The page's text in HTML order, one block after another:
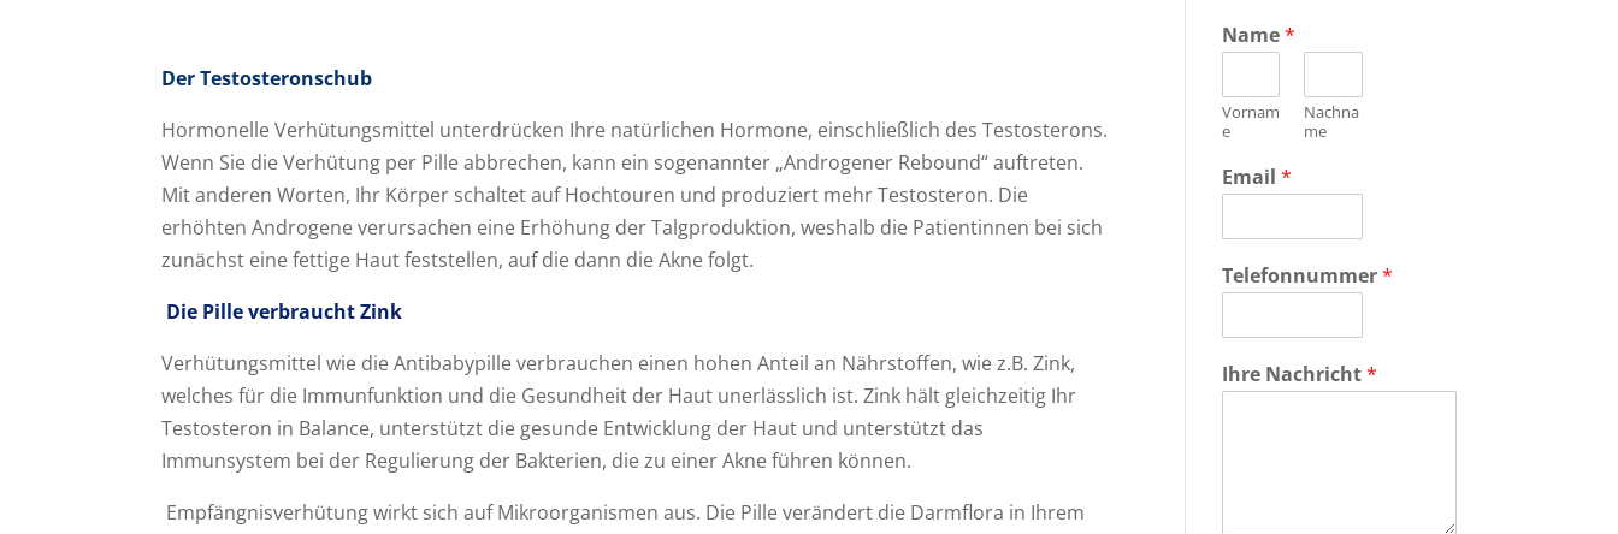
Der Testosteronschub
Hormonelle Verhütungsmittel unterdrücken Ihre natürlichen Hormone, einschließlich des Testosterons.
Wenn Sie die Verhütung per Pille abbrechen, kann ein sogenannter „Androgener Rebound“ auftreten.
Mit anderen Worten, Ihr Körper schaltet auf Hochtouren und produziert mehr Testosteron. Die
erhöhten Androgene verursachen eine Erhöhung der Talgproduktion, weshalb die Patientinnen bei sich
zunächst eine fettige Haut feststellen, auf die dann die Akne folgt.
Die Pille verbraucht Zink
Verhütungsmittel wie die Antibabypille verbrauchen einen hohen Anteil an Nährstoffen, wie z.B. Zink,
welches für die Immunfunktion und die Gesundheit der Haut unerlässlich ist. Zink hält gleichzeitig Ihr
Testosteron in Balance, unterstützt die gesunde Entwicklung der Haut und unterstützt das
Immunsystem bei der Regulierung der Bakterien, die zu einer Akne führen können.
Empfängnisverhütung wirkt sich auf Mikroorganismen aus. Die Pille verändert die Darmflora in Ihrem
Name*
Vornam
e
Nachna
me
Email*
Telefonnummer*
Ihre Nachricht*